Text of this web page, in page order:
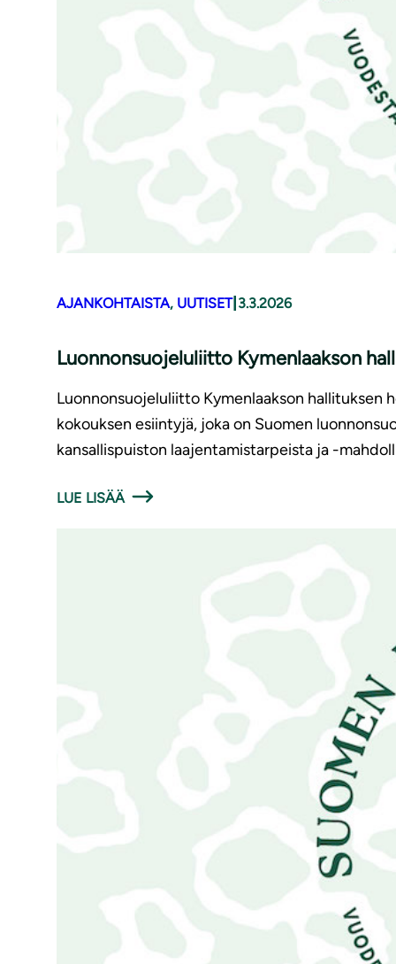
AJANKOHTAISTA, UUTISET| 3.3.2026
Luonnonsuojeluliitto Kymenlaakson
Luonnonsuojeluliitto Kymenlaakson hallituksen
kokouksen esiintyjä, joka on Suomen
kansallispuiston laajentamistarpeista ja -
LUE LISÄÄ